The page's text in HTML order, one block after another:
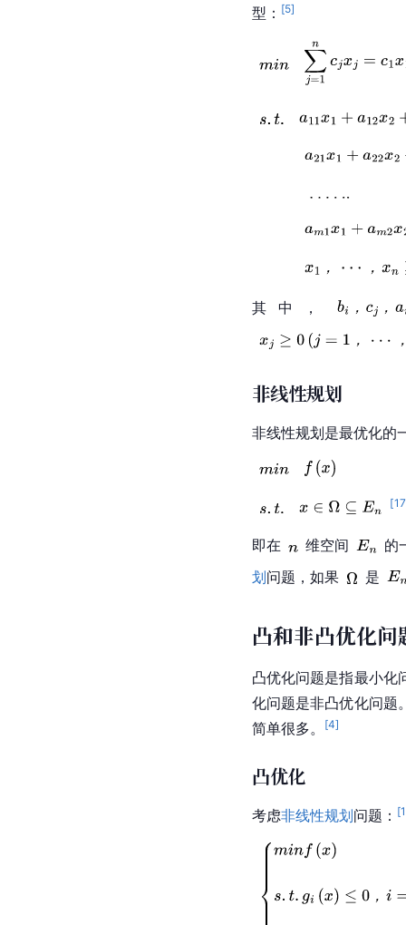
型： [5]
其中，
非线性规划
非线性规划是最优化的
[17
即在 维空间
的
划问题，如果 是
凸和非凸优化问
凸优化问题是指最小化
化问题是非凸优化问题
简单很多。
[4]
凸优化
考虑非线性规划问题： [